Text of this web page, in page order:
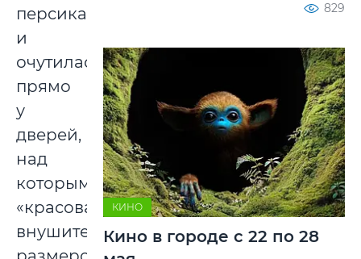
персиками,
и
очутилась
прямо
у
дверей,
над
которыми
«красовалась»
внушительных
829
КИНО
Кино в городе с 22 по 28